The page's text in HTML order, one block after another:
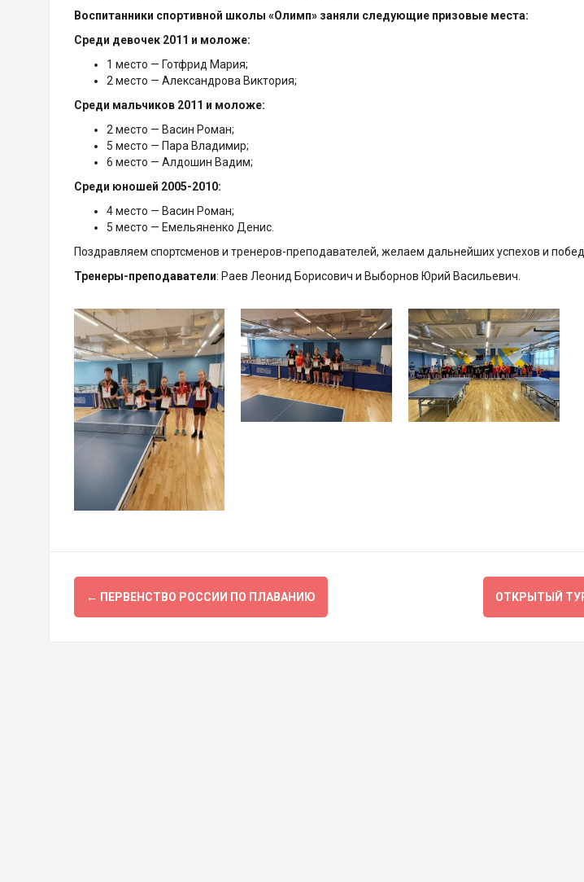
Воспитанники спортивной школы «Олимп» заняли следующие призовые места:
Среди девочек 2011 и моложе:
1 место — Готфрид Мария;
2 место — Александрова Виктория;
Среди мальчиков 2011 и моложе:
2 место — Васин Роман;
5 место — Пара Владимир;
6 место — Алдошин Вадим;
Среди юношей 2005-2010:
4 место — Васин Роман;
5 место — Емельяненко Денис.
Поздравляем спортсменов и тренеров-преподавателей, желаем дальнейших успехов и
Тренеры-преподаватели: Раев Леонид Борисович и Выборнов Юрий Васильевич.
Навигация
по
← ПЕРВЕНСТВО РОССИИ ПО ПЛАВАНИЮ ОТКРЫТЫЙ